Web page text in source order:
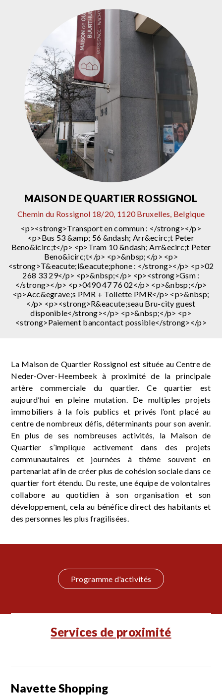
MAISON DE QUARTIER ROSSIGNOL
Chemin du Rossignol 18/20, 1120 Bruxelles, Belgique
<p><strong>Transport en commun : </strong></p>
<p>Bus 53 &amp; 56 &ndash; Arr&ecirc;t Peter
Beno&icirc;t</p> <p>Tram 10 &ndash; Arr&ecirc;t Peter
Beno&icirc;t</p> <p>&nbsp;</p> <p>
<strong>T&eacute;l&eacute;phone : </strong></p> <p>02
268 33 29</p> <p>&nbsp;</p> <p><strong>Gsm :
</strong></p> <p>0490 47 76 02</p> <p>&nbsp;</p>
<p>Acc&egrave;s PMR + Toilette PMR</p> <p>&nbsp;
</p> <p><strong>R&eacute;seau Bru-city guest
disponible</strong></p> <p>&nbsp;</p> <p>
<strong>Paiement bancontact possible</strong></p>
La Maison de Quartier Rossignol est située au Centre de
Neder-Over-Heembeek à proximité de la principale
artère commerciale du quartier. Ce quartier est
aujourd’hui en pleine mutation. De multiples projets
immobiliers à la fois publics et privés l’ont placé au
centre de nombreux défis, déterminants pour son avenir.
En plus de ses nombreuses activités, la Maison de
Quartier s’implique activement dans des projets
communautaires et journées à thème souvent en
partenariat afin de créer plus de cohésion sociale dans ce
quartier fort étendu. Du reste, une équipe de volontaires
collabore au quotidien à son organisation et son
développement, cela au bénéfice direct des habitants et
des personnes les plus fragilisées.
Programme d'activités
Services de proximité
Navette Shopping